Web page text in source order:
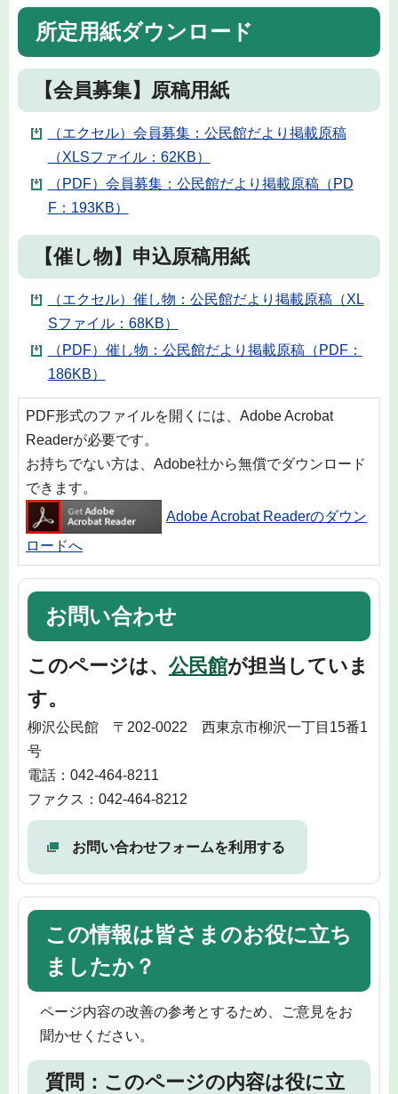
所定用紙ダウンロード
【会員募集】原稿用紙
（エクセル）会員募集：公民館だより掲載原稿
（XLSファイル：62KB）
（PDF）会員募集：公民館だより掲載原稿（PD
F：193KB）
【催し物】申込原稿用紙
（エクセル）催し物：公民館だより掲載原稿（XL
Sファイル：68KB）
（PDF）催し物：公民館だより掲載原稿（PDF：
186KB）
PDF形式のファイルを開くには、Adobe Acrobat
Readerが必要です。
お持ちでない方は、Adobe社から無償でダウンロード
できます。
Adobe Acrobat Readerのダウン
ロードへ
お問い合わせ
このページは、 公民館が担当していま
す。
柳沢公民館 〒202-0022 西東京市柳沢一丁目15番1
号
電話：042-464-8211
ファクス：042-464-8212
お問い合わせフォームを利用する
この情報は皆さまのお役に立ち
ましたか？
ページ内容の改善の参考とするため、ご意見をお
聞かせください。
質問：このページの内容は役に立